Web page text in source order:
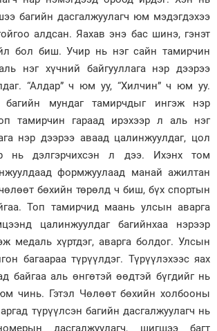
багийн дасгалжуулагч юм мэдэгдэхээ
алдсан. Яахав энэ бас шинэ, гэнэт
бол биш. Учир нь нэг сайн тамирчин
нэг хүчний байгууллага нэр дээрээ
“Алдар” ч юм уу, “Хилчин” ч юм уу.
мундаг тамирчдыг ингэж нэр
тамирчин гараад ирэхээр л аль нэг
нэр дээрээ аваад цалинжуулдаг, цол
нь дэлгэрчихсэн л дээ. Ихэнх том
формжуулаад манай ажилтан
бөхийн төрөлд ч биш, бүх спортын
Топ тамирчид маань улсын аварга
цалинжуулдаг багийнхаа нэрээр
медаль хүртдэг, аварга болдог. Улсын
багаараа түрүүлдэг. Түрүүлэхээс яах
байгаа аль өнгөтэй өөдтэй бүгдийг нь
чинь. Гэтэл Чөлөөт бөхийн холбооны
түрүүлсэн багийн дасгалжуулагч нь
дасгалжуулагч, шигшээ багт